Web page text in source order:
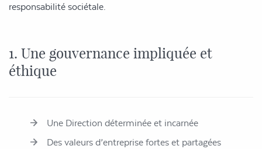
responsabilité sociétale.
1. Une gouvernance impliquée et
éthique
Une Direction déterminée et incarnée
Des valeurs d’entreprise fortes et partagées